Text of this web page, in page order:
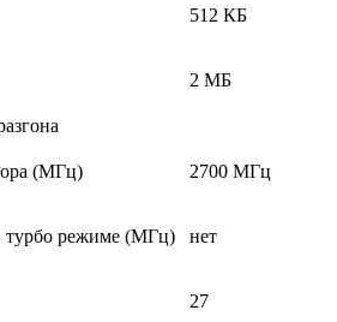
512 КБ
2 МБ
(МГц) 2700 МГц
турбо режиме (МГц) нет
27